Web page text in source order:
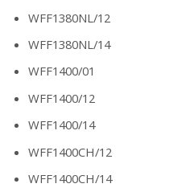
WFF1380NL/12
WFF1380NL/14
WFF1400/01
WFF1400/12
WFF1400/14
WFF1400CH/12
WFF1400CH/14